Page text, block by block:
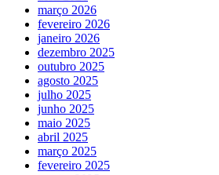
março 2026
fevereiro 2026
janeiro 2026
dezembro 2025
outubro 2025
agosto 2025
julho 2025
junho 2025
maio 2025
abril 2025
março 2025
fevereiro 2025